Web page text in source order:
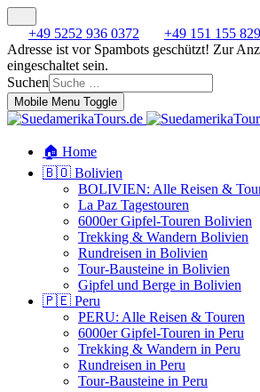
+49 5252 936 0372 +49 151 155
Adresse ist vor Spambots geschützt! Zur
eingeschaltet sein.
Suchen
Mobile Menu Toggle
🏠 Home
🇧🇴 Bolivien
BOLIVIEN: Alle Reisen &
La Paz Tagestouren
6000er Gipfel-Touren Bolivien
Trekking & Wandern Bolivien
Rundreisen in Bolivien
Tour-Bausteine in Bolivien
Gipfel und Berge in Bolivien
🇵🇪 Peru
PERU: Alle Reisen & Touren
6000er Gipfel-Touren in Peru
Trekking & Wandern in Peru
Rundreisen in Peru
Tour-Bausteine in Peru